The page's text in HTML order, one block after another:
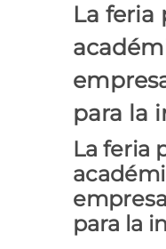
La feria
para la
La feria
para la